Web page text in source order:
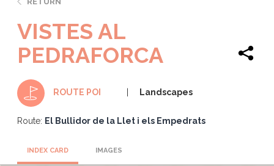
VISTES AL
PEDRAFORCA
ROUTE POI Landscapes
Route: El Bullidor de la Llet i els Empedrats
INDEX CARD IMAGES